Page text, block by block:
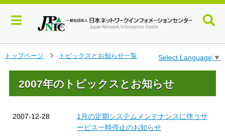
トップページ
トピックスとお知らせ一覧 Select Language ▼
2007年のトピックスとお知らせ
2007-12-28
1月の定期システムメンテナンスに伴うサ
ービス一時停止のお知らせ